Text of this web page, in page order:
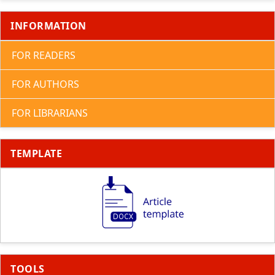
INFORMATION
FOR READERS
FOR AUTHORS
FOR LIBRARIANS
TEMPLATE
TOOLS